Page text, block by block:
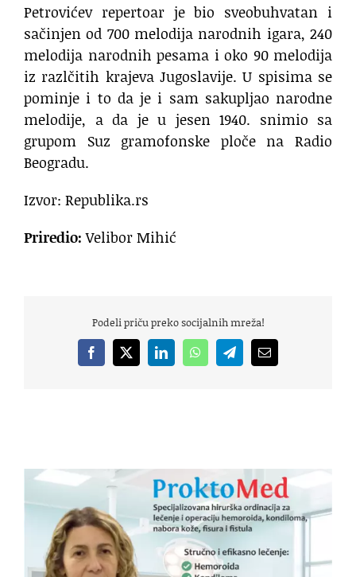
Petrovićev repertoar je bio sveobuhvatan i
sačinjen od 700 melodija narodnih igara, 240
melodija narodnih pesama i oko 90 melodija
iz razlčitih krajeva Jugoslavije. U spisima se
pominje i to da je i sam sakupljao narodne
melodije, a da je u jesen 1940. snimio sa
grupom Suz gramofonske ploče na Radio
Beogradu.
Izvor: Republika.rs
Priredio:Velibor Mihić
Podeli priču preko socijalnih mreža!
Facebook
X LinkedInWhatsAppTelegramEmail